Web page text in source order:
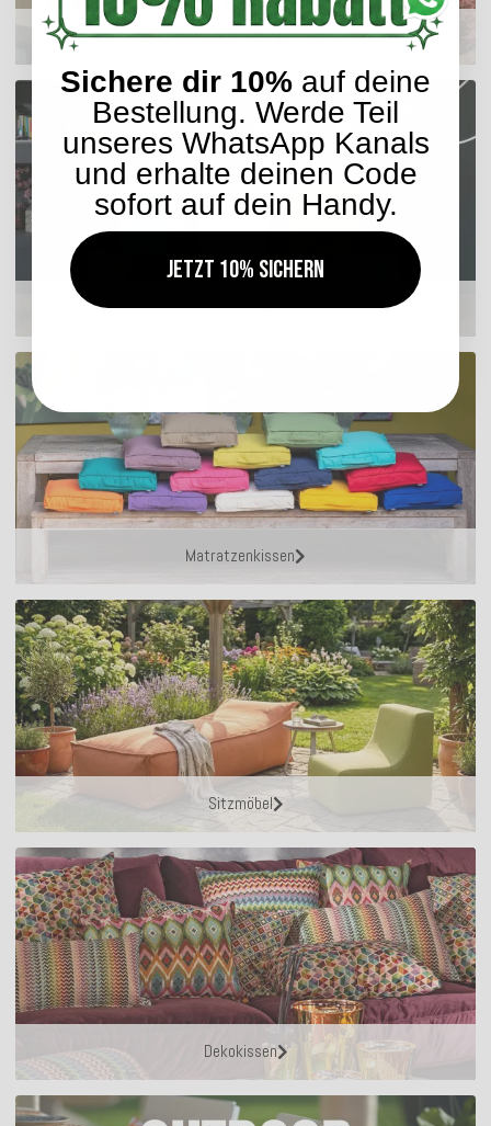
Sitzkissen
Hocker
Matratzenkissen
Sitzmöbel
Dekokissen
Sichere dir 10% auf deine
Bestellung. Werde Teil
unseres WhatsApp Kanals
und erhalte deinen Code
sofort auf dein Handy.
Jetzt 10% sichern